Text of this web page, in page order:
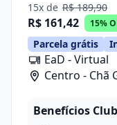
15x de R$ 189,90
R$ 161,42 15%
Parcela grátis
EaD - Virtual
Centro - Chã
Benefícios